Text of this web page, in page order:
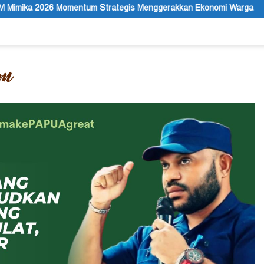
Menggerakkan Ekonomi Warga Membuka